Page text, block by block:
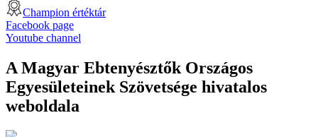
Champion értéktár
Facebook page
Youtube channel
A Magyar Ebtenyésztők Országos
Egyesületeinek Szövetsége hivatalos
weboldala